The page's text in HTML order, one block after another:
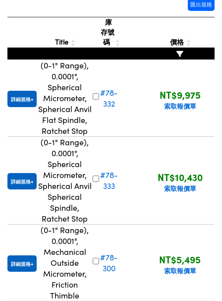
Components | SCHOTT 光
(UFI)
匯出規格
Title
庫
存號
碼
價格
詳細規格
(0-1" Range),
0.0001",
Spherical
Micrometer,
Spherical Anvil
Flat Spindle,
Ratchet Stop
#78-
332
NT$9,975
索取報價單
詳細規格
(0-1" Range),
0.0001",
Spherical
Micrometer,
Spherical Anvil
Spherical
Spindle,
Ratchet Stop
#78-
333
NT$10,430
索取報價單
詳細規格
(0-1" Range),
0.0001",
Mechanical
Outside
Micrometer,
Friction
Thimble
#78-
300
NT$5,495
索取報價單